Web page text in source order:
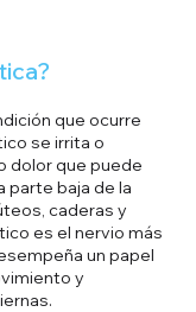
que ocurre
se irrita o
dolor que puede
parte baja de la
caderas y
es el nervio más
un papel
y